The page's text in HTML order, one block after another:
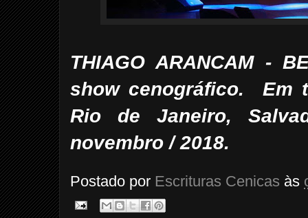
THIAGO ARANCAM -
show cenográfico. Em
Rio de Janeiro,
novembro / 2018.
Postado por Escrituras Cenicas às